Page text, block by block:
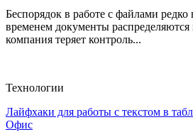
Беспорядок в работе с файлами редко
временем документы
компания теряет контроль...
Технологии
Лайфхаки для работы с текстом в
Офис